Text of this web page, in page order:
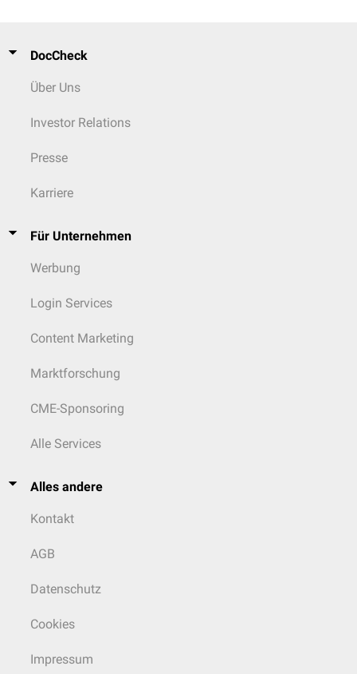
DocCheck
Über Uns
Investor Relations
Presse
Karriere
Für Unternehmen
Werbung
Login Services
Content Marketing
Marktforschung
CME-Sponsoring
Alle Services
Alles andere
Kontakt
AGB
Datenschutz
Cookies
Impressum